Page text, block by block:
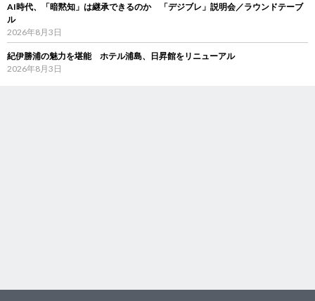
AI時代、「暗黙知」は継承できるのか 「デジブレ」説明会／ラウンドテーブ
ル
2026年8月3日
紀伊勝浦の魅力を堪能 ホテル浦島、日昇館をリニューアル
2026年8月3日